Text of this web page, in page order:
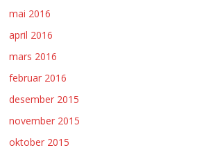
mai 2016
april 2016
mars 2016
februar 2016
desember 2015
november 2015
oktober 2015